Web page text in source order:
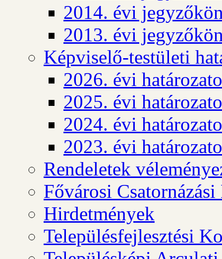
2014. évi
2013. évi
Képviselő-testületi
2026. évi
2025. évi
2024. évi
2023. évi
Rendeletek
Fővárosi
Hirdetmények
Településfejlesztési